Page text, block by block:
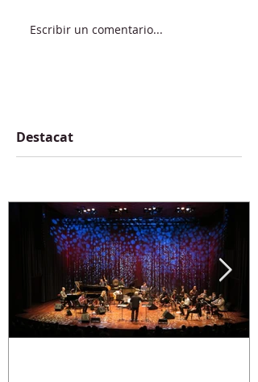
Escribir un comentario...
Destacat